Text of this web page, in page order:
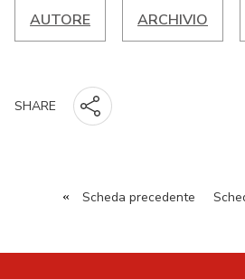
AUTORE ARCHIVIO
SHARE
« Scheda precedente